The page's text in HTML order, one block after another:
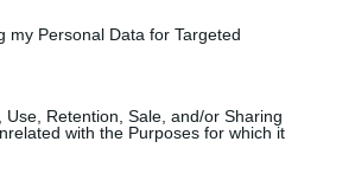
my Personal Data for Targeted
Retention, Sale, and/or Sharing
with the Purposes for which it